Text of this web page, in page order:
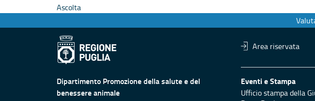
Ascolta
Area riservata
Dipartimento Promozione della salute e del
benessere animale
Eventi e Stampa
Ufficio stampa della